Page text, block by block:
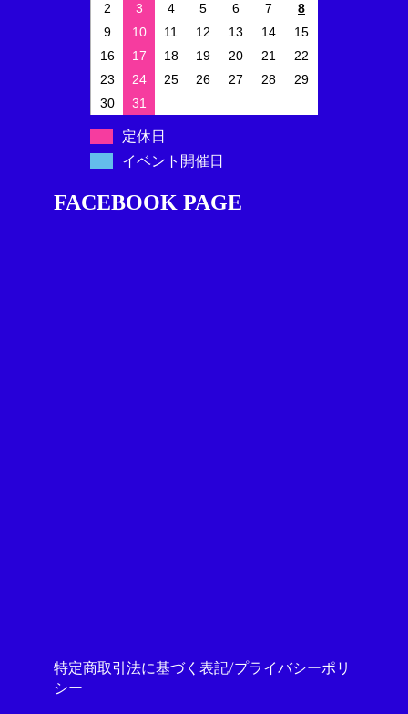
2
3 4 5 6 7
8
9
10 11 12 13 14
15
16
17 18 19 20 21
22
23
24 25 26 27 28
29
30
31
定休日
イベント開催日
FACEBOOK PAGE
特定商取引法に基づく表記/プライバシーポリ
シー